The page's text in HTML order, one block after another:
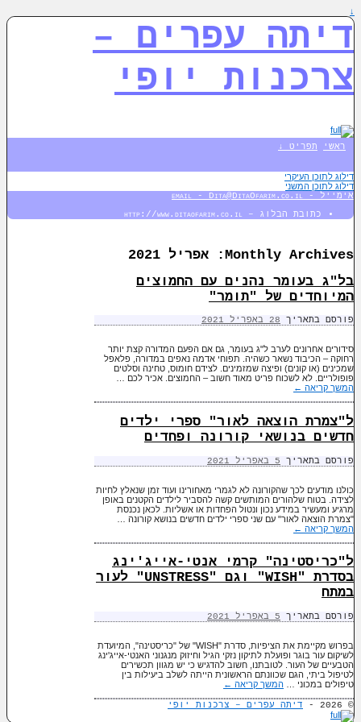
↓
דיתה עפרים –
צרכנות יופי
ראשי תפריט ↓
דילוג לתוכן העיקרי
דילוג לתוכן המשני
אימייל - email - Dita@DitaOfarim.co.il
כתובת הבלוג – http://www.ditaofarim.co.il
Monthly Archives:
אפריל 2021
בל"ג בעומר נהנים עם החמוצים
המיוחדים של "תומר"
פורסם בתאריך 28 באפריל 2021
סידורים אחרונים לערב ל"ג בעומר, גם אם הפעם המדורה קצת יותר
רחוקה – הכיבוד נשאר כשהיה. תפוחי אדמה נאפים במדורה, פלאפל
שמכינים (או קונים) ופיצה שמזמינים. לצידם חומוס, טחינה וסלטים
פופולריים. לא לשכוח פריט מאוד חשוב – החמוצים. אכיר לכם …
המשך קריאה ←
ל"צמרת הוצאה לאור" ספרי ילדים
חדשים בנושאי קורונה ופחדים
פורסם בתאריך 5 באפריל 2021
כולנו מודעים לכך שהקורונה לא לגמרי מאחורינו ועוד זמן שנאלץ לחיות
לצידה. בטוח שלהורים המותשים קשה להסביר לילדים הקטנים באופן
מרגיע ומעשיר במידע נכון ונטול הפחדות או אשליות. לכאן נכנסת
"צמרת הוצאה לאור" עם שני ספרי ילדים חדשים בנושא קורונה …
המשך קריאה ←
ל"כריסטינה" קרמי אנטי-אייג'ינג
בסדרת "WISH" וגם "UNSTRESS" לעור
במתח
פורסם בתאריך 5 באפריל 2021
בפרוש מקיימת את הציפיות, סדרת "WISH" של "כריסטינה", המיועדת
לשיקום עור בוגר ופועלת לתיקון נזקי הגיל וחיזוק מנגנוני האנטי-אייג'ינג
הטבעיים של העור. לטובתנו, חשוב להדגיש כי יש מגוון תכשירים
לטיפול ביתי, הגם שכוונתם הראשונית הייתה לשלב ביעילות בין
טיפולים במכוני … המשך קריאה ←
© 2026 - דיתה עפרים – צרכנות יופי